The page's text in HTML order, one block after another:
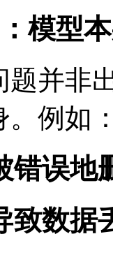
模型
题并非
。例如
错误地
致数据